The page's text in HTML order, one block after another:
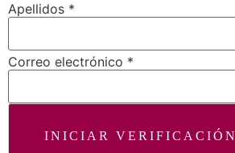
Apellidos *
Correo electrónico *
INICIAR VERIFICACIÓN